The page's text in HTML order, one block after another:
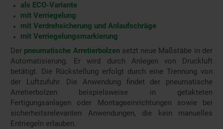
als ECO-Variante
mit Verriegelung
mit Verdrehsicherung und Anlaufschräge
mit Verriegelungsmarkierung
Der pneumatische Arretierbolzensetzt neue Maßstäbe in der
Automatisierung. Er wird durch Anlegen von Druckluft
betätigt. Die Rückstellung erfolgt durch eine Trennung von
der Luftzufuhr. Die Anwendung findet der pneumatische
Arretierbolzen beispielsweise in getakteten
Fertigungsanlagen oder Montageeinrichtungen sowie bei
sicherheitsrelevanten Anwendungen, die kein manuelles
Entriegeln erlauben.